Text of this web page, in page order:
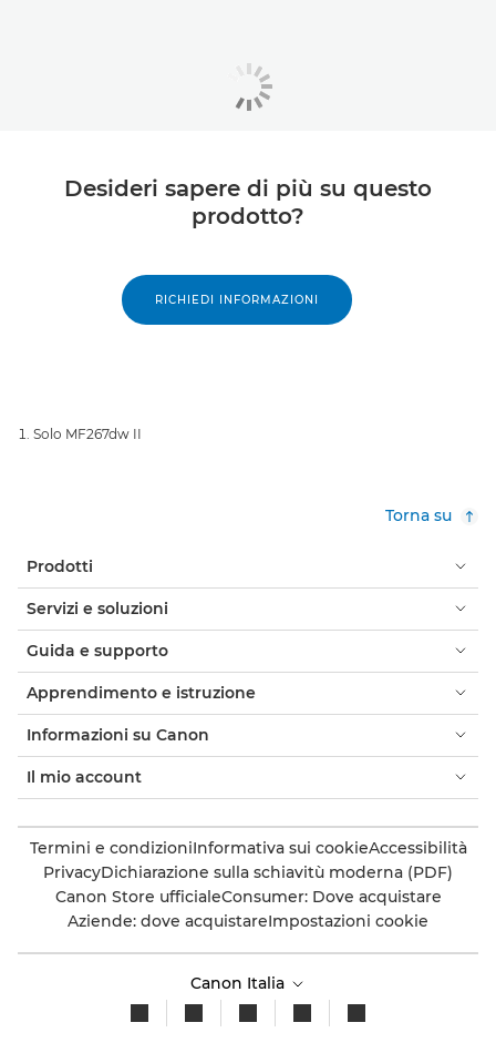
Desideri sapere di più su questo
prodotto?
RICHIEDI INFORMAZIONI
Solo MF267dw II
Torna su
Prodotti
Servizi e soluzioni
Guida e supporto
Apprendimento e istruzione
Informazioni su Canon
Il mio account
Termini e condizioniInformativa sui cookieAccessibilità
PrivacyDichiarazione sulla schiavitù moderna (PDF)
Canon Store ufficialeConsumer: Dove acquistare
Aziende: dove acquistareImpostazioni cookie
Canon Italia